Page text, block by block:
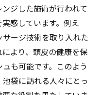
ドスパの特徴
たな自分を発見
の整体とヘッドスパ
乗効果とは
ークなリラクゼーシ
ジした施術が行われて
感しています。例え
ージ技術を取り入れた
より、頭皮の健康を保
も可能です。このよう
袋に訪れる人々にとっ